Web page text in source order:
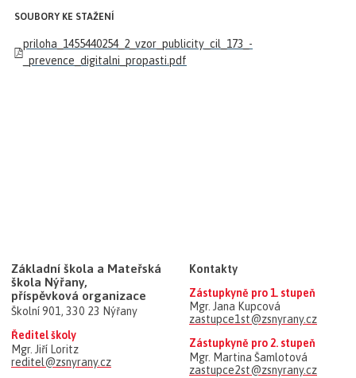
SOUBORY KE STAŽENÍ
priloha_1455440254_2_vzor_publicity_cil_173_-
_prevence_digitalni_propasti.pdf
Základní škola a Mateřská
škola Nýřany,
příspěvková organizace
Školní 901, 330 23 Nýřany
Ředitel školy
Mgr. Jiří Loritz
reditel@zsnyrany.cz
Kontakty
Zástupkyně pro 1. stupeň
Mgr. Jana Kupcová
zastupce1st@zsnyrany.cz
Zástupkyně pro 2. stupeň
Mgr. Martina Šamlotová
zastupce2st@zsnyrany.cz